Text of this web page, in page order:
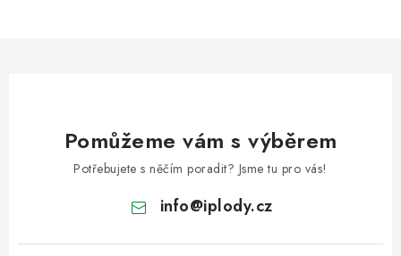
Pomůžeme vám s výběrem
Potřebujete s něčím poradit? Jsme tu pro vás!
info@iplody.cz